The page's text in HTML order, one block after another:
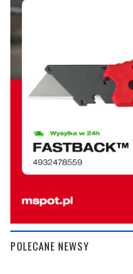
POLECANE NEWSY